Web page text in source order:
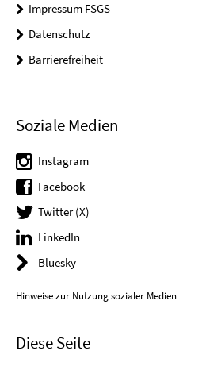
Impressum FSGS
Datenschutz
Barrierefreiheit
Soziale Medien
Instagram
Facebook
Twitter (X)
LinkedIn
Bluesky
Hinweise zur Nutzung sozialer Medien
Diese Seite